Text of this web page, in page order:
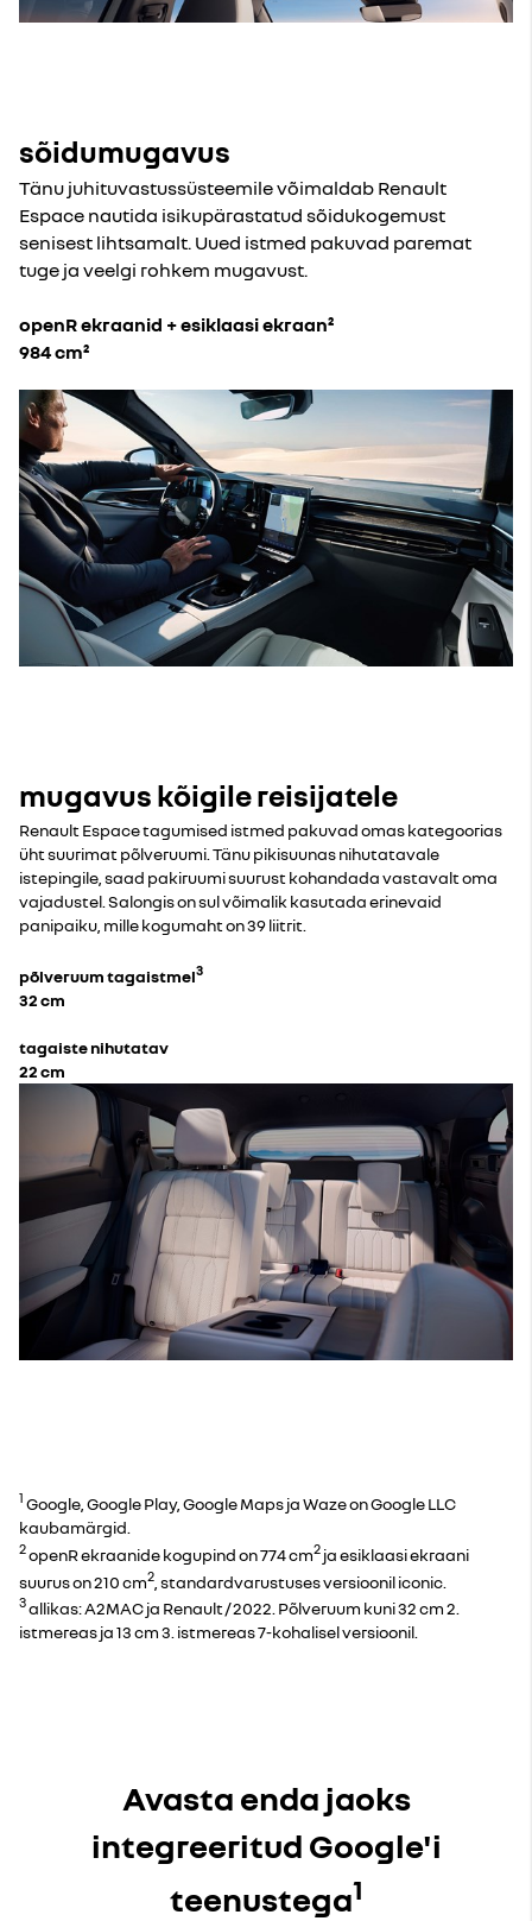
sõidumugavus
Tänu juhituvastussüsteemile võimaldab Renault
Espace nautida isikupärastatud sõidukogemust
senisest lihtsamalt. Uued istmed pakuvad paremat
tuge ja veelgi rohkem mugavust.
openR ekraanid + esiklaasi ekraan²
984 cm²
mugavus kõigile reisijatele
Renault Espace tagumised istmed pakuvad omas kategoorias
üht suurimat põlveruumi. Tänu pikisuunas nihutatavale
istepingile, saad pakiruumi suurust kohandada vastavalt oma
vajadustel. Salongis on sul võimalik kasutada erinevaid
panipaiku, mille kogumaht on 39 liitrit.
põlveruum tagaistmel3
32 cm
tagaiste nihutatav
22 cm
1 Google, Google Play, Google Maps ja Waze on Google LLC
kaubamärgid.
2openR ekraanide kogupind on 774 cm2 ja esiklaasi ekraani
suurus on 210 cm2 , standardvarustuses versioonil iconic.
3allikas: A2MAC ja Renault / 2022. Põlveruum kuni 32 cm 2.
istmereas ja 13 cm 3. istmereas 7-kohalisel versioonil.
Avasta enda jaoks
integreeritud Google'i
teenustega1